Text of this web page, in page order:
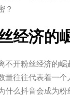
？
经济的
不开粉丝经济的崛
量往往代表着一个
什么抖音会成为粉